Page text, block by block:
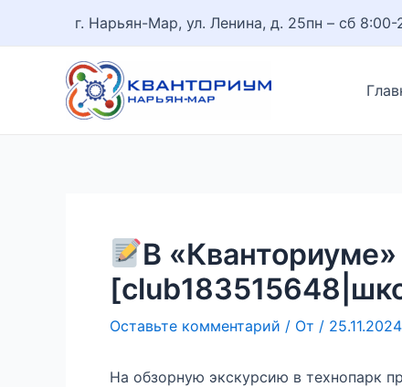
г. Нарьян-Мар, ул. Ленина, д. 25пн – сб 8:00-
В
Оставьте комментарий / От / 25.11.2024
На обзорную экскурсию в технопарк
по